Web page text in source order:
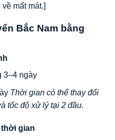
mất mát.]
Bắc Nam bằng
3–4 ngày
Thời gian có thể thay đổi
tốc độ xử lý tại 2 đầu.
gian